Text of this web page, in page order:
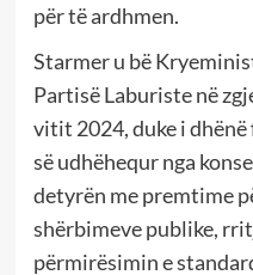
për të ardhmen.
Starmer u bë
Partisë Laburiste në
vitit 2024, duke i
së udhëhequr nga
detyrën me premtime
shërbimeve publike,
përmirësimin e